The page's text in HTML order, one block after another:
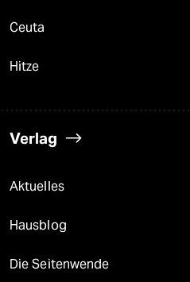
Ceuta
Hitze
Verlag
Aktuelles
Hausblog
Die Seitenwende